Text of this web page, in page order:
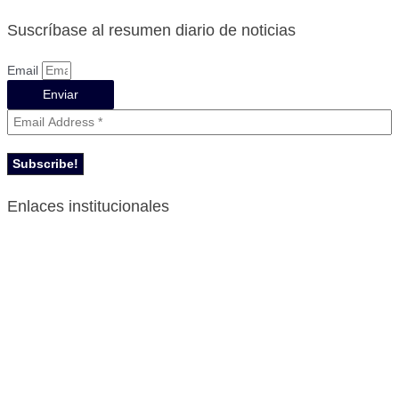
Suscríbase al resumen diario de noticias
Email
Enviar
Enlaces institucionales